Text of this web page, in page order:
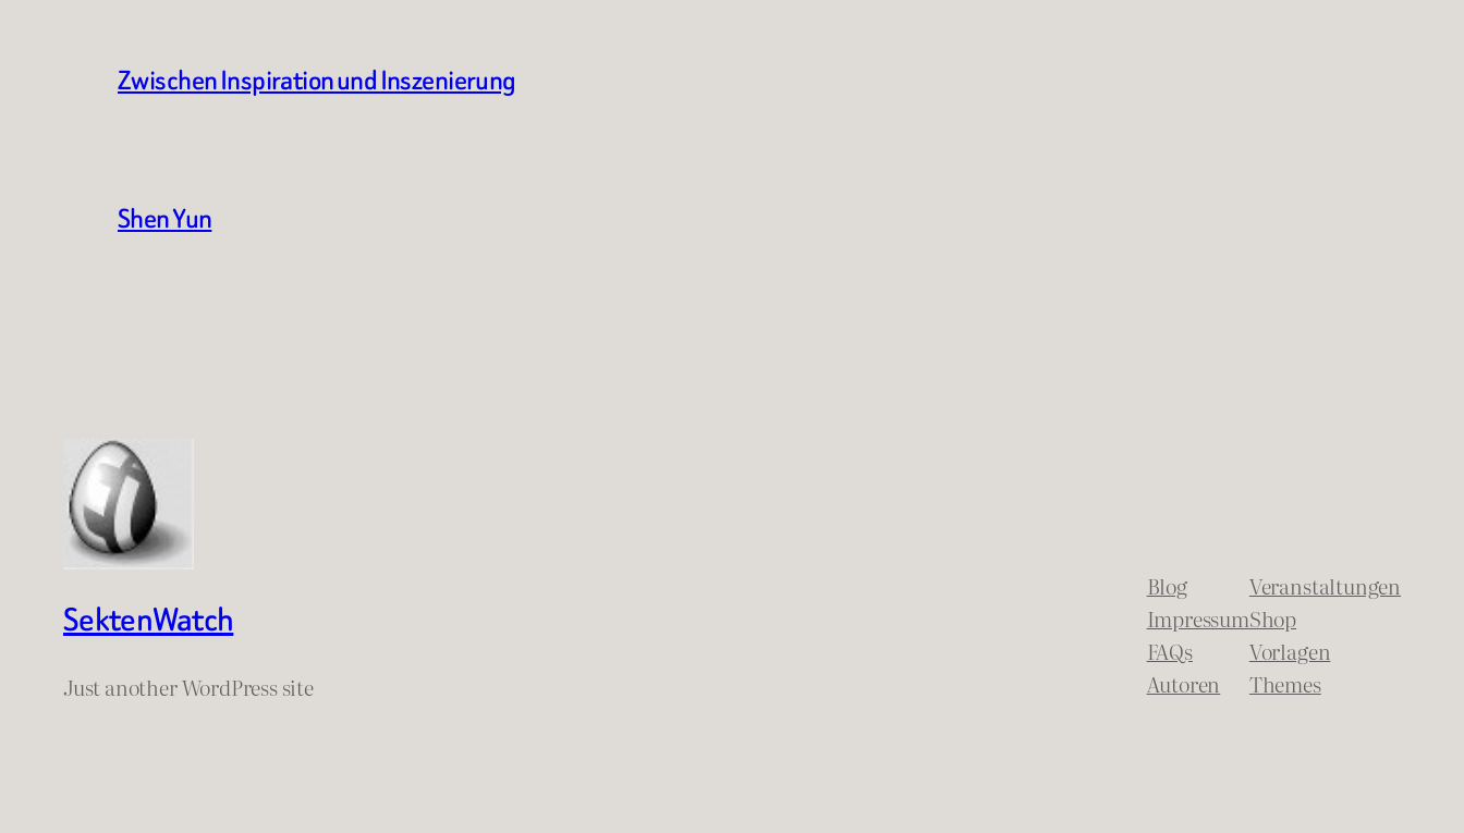
Zwischen Inspiration und Inszenierung
Shen Yun
SektenWatch
Just another WordPress site
Blog
Impressum
FAQs
Autoren
Veranstaltungen
Shop
Vorlagen
Themes